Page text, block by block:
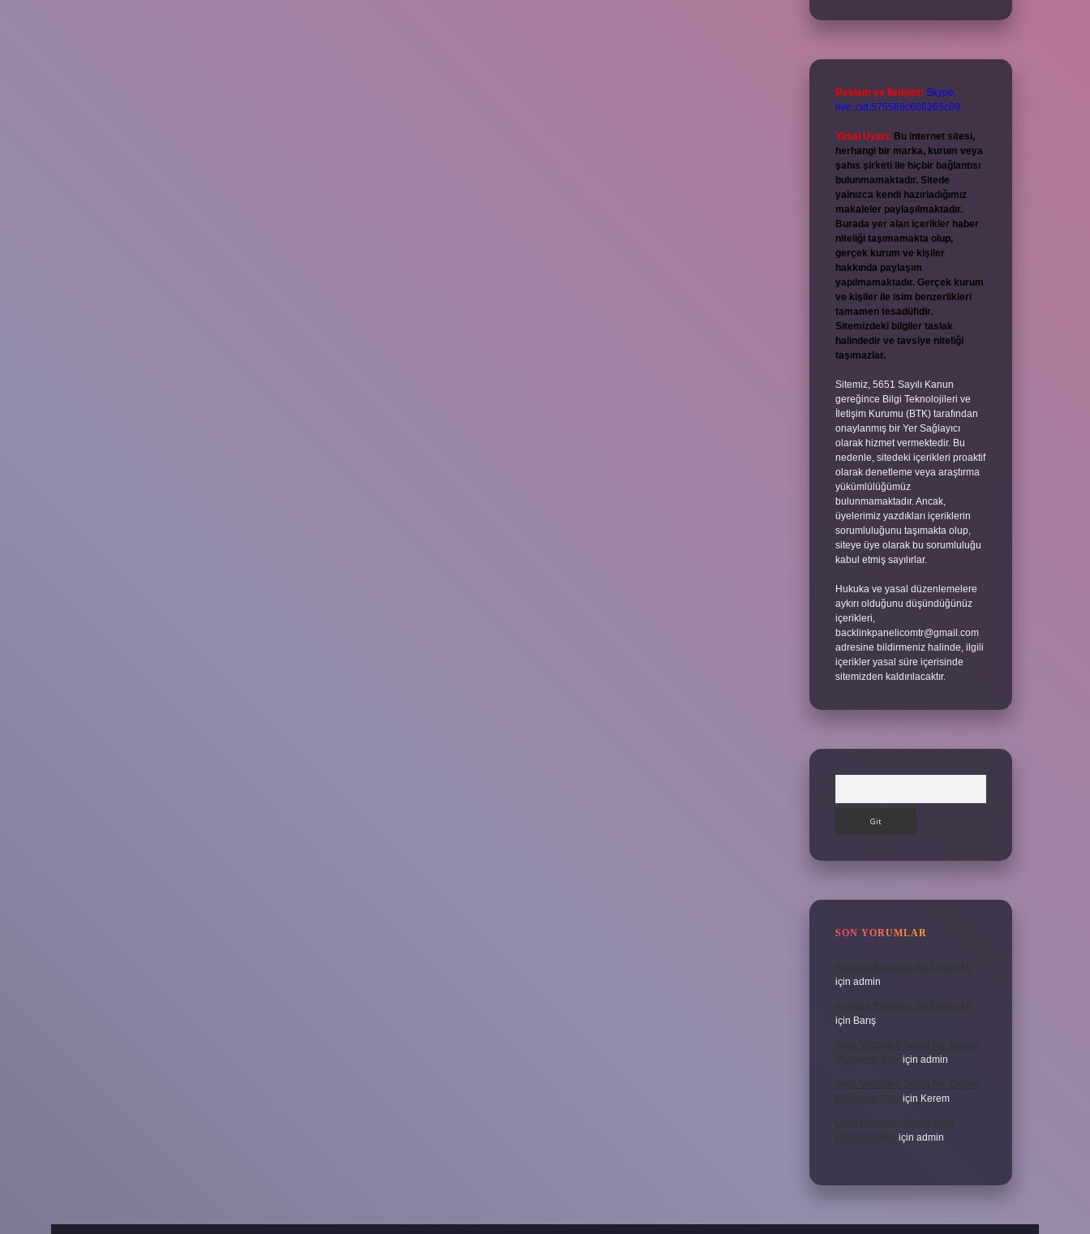
Reklam ve İletişim: Skype:
live:.cid.575569c608265c69
Yasal Uyarı: Bu internet sitesi,
herhangi bir marka, kurum veya
şahıs şirketi ile hiçbir bağlantısı
bulunmamaktadır. Sitede
yalnızca kendi hazırladığımız
makaleler paylaşılmaktadır.
Burada yer alan içerikler haber
niteliği taşımamakta olup,
gerçek kurum ve kişiler
hakkında paylaşım
yapılmamaktadır. Gerçek kurum
ve kişiler ile isim benzerlikleri
tamamen tesadüfidir.
Sitemizdeki bilgiler taslak
halindedir ve tavsiye niteliği
taşımazlar.
Sitemiz, 5651 Sayılı Kanun
gereğince Bilgi Teknolojileri ve
İletişim Kurumu (BTK) tarafından
onaylanmış bir Yer Sağlayıcı
olarak hizmet vermektedir. Bu
nedenle, sitedeki içerikleri proaktif
olarak denetleme veya araştırma
yükümlülüğümüz
bulunmamaktadır. Ancak,
üyelerimiz yazdıkları içeriklerin
sorumluluğunu taşımakta olup,
siteye üye olarak bu sorumluluğu
kabul etmiş sayılırlar.
Hukuka ve yasal düzenlemelere
aykırı olduğunu düşündüğünüz
içerikleri,
backlinkpanelicomtr@gmail.com
adresine bildirmeniz halinde, ilgili
içerikler yasal süre içerisinde
sitemizden kaldırılacaktır.
SON YORUMLAR
Kanada Bağımsız Bir Devlet Mi
için admin
Kanada Bağımsız Bir Devlet Mi
için Barış
Ifade Verdikten Sonra Ne Zaman
Mahkeme Olur için admin
Ifade Verdikten Sonra Ne Zaman
Mahkeme Olur için Kerem
Uyku Düzenim Bozuk Nasıl
Düzeltebilirim
için admin